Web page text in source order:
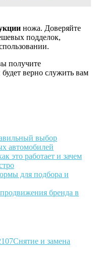
ножа. Доверяйте
подделок,
получите
верно служить вам
выбор
автомобилей
это работает и зачем
для подбора и
бренда в
Снятие и замена